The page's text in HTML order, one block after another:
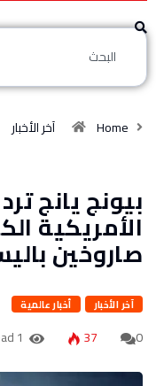
Home آخر الأخبار
بيونج يانج
الأمريكية
صاروخين
آخر الأخبار أخبار عالمية
0
37
1 minute read